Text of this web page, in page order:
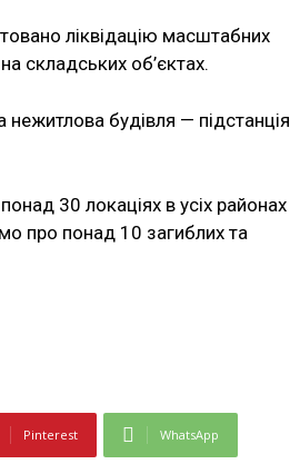
ліквідацію масштабних
складських об’єктах.
будівля — підстанція
30 локаціях в усіх районах
про понад 10 загиблих та
Pinterest WhatsApp